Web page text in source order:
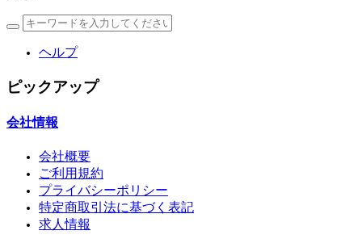
ヘルプ
ピックアップ
会社情報
会社概要
ご利用規約
プライバシーポリシー
特定商取引法に基づく表記
求人情報